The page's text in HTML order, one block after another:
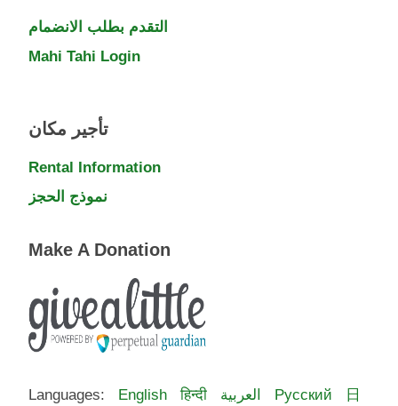
التقدم بطلب الانضمام
Mahi Tahi Login
تأجير مكان
Rental Information
نموذج الحجز
Make A Donation
Languages: English हिन्दी العربية Русский
日